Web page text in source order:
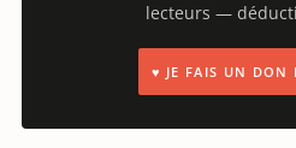
lecteurs —
♥ JE FAIS UN DON